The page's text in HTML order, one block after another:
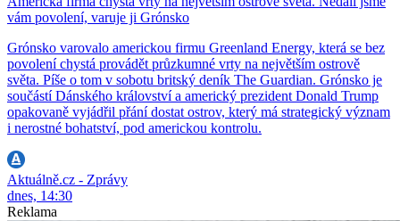
vám povolení, varuje ji Grónsko
Grónsko varovalo americkou firmu Greenland Energy, která se bez
povolení chystá provádět průzkumné vrty na největším ostrově
světa. Píše o tom v sobotu britský deník The Guardian. Grónsko je
součástí Dánského království a americký prezident Donald Trump
opakovaně vyjádřil přání dostat ostrov, který má strategický význam
i nerostné bohatství, pod americkou kontrolu.
Aktuálně.cz - Zprávy
dnes, 14:30
Reklama